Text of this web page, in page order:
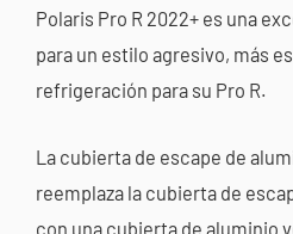
Polaris Pro R 2022+ es una
para un estilo agresivo, más
refrigeración para su Pro R.
La cubierta de escape de
reemplaza la cubierta de
con una cubierta de aluminio